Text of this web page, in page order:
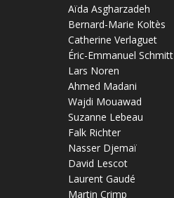
Aïda Asgharzadeh
Bernard-Marie Koltès
Catherine Verlaguet
Éric-Emmanuel Schmitt
Lars Noren
Ahmed Madani
Wajdi Mouawad
Suzanne Lebeau
Falk Richter
Nasser Djemaï
David Lescot
Laurent Gaudé
Martin Crimp